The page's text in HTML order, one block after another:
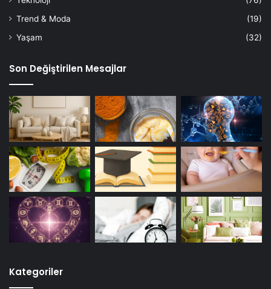
Trend & Moda
(19)
Yaşam
(32)
Son Değiştirilen Mesajlar
Kategoriler